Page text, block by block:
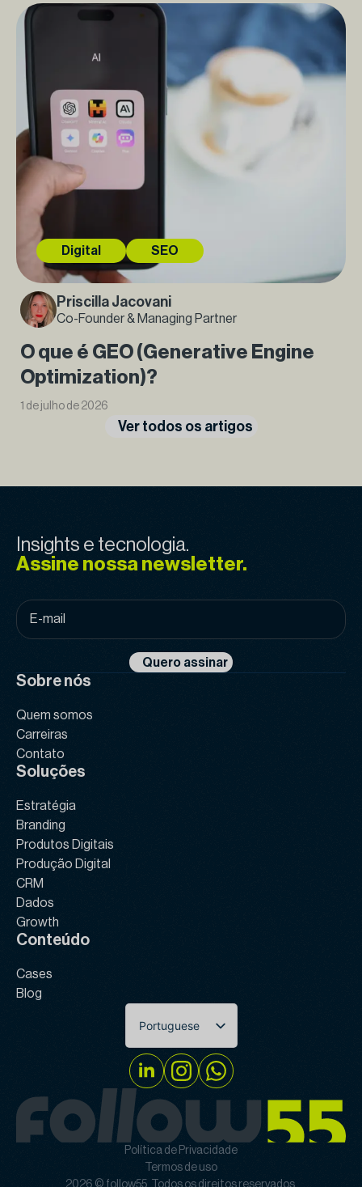
Digital SEO
Priscilla Jacovani
Co-Founder & Managing Partner
O que é GEO (Generative Engine
Optimization)?
1 de julho de 2026
Ver todos os artigos
Insights e tecnologia.
Assine nossa newsletter.
E-
mail
*
Quero assinar
Sobre nós
Quem somos
Carreiras
Contato
Soluções
Estratégia
Branding
Produtos Digitais
Produção Digital
CRM
Dados
Growth
Conteúdo
Cases
Blog
Portuguese
English
2026 © follow55. Todos os direitos reservados.
Política de Privacidade
Termos de uso